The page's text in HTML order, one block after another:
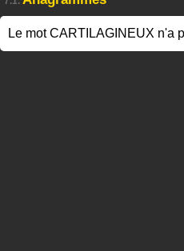
Le mot CARTILAGINEUX n'a